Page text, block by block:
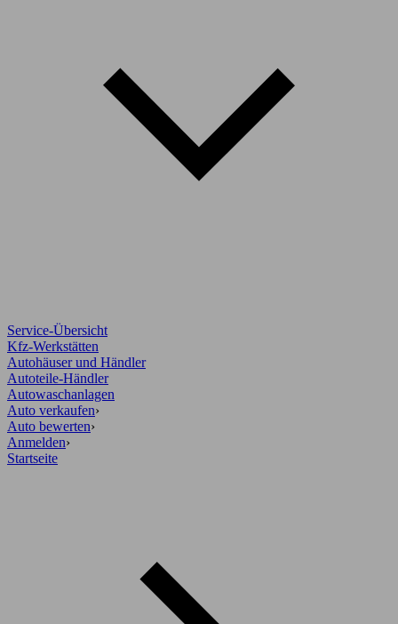
Service-Übersicht
Kfz-Werkstätten
Autohäuser und Händler
Autoteile-Händler
Autowaschanlagen
Auto verkaufen›
Auto bewerten›
Anmelden›
Startseite